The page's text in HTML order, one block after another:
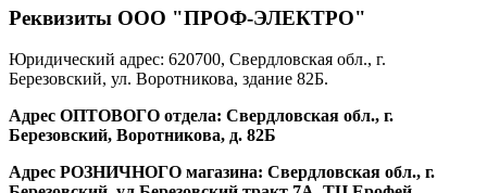
Реквизиты ООО "ПРОФ-ЭЛЕКТРО"
Юридический адрес: 620700, Свердловская обл., г.
Березовский, ул. Воротникова, здание 82Б.
Адрес ОПТОВОГО отдела: Свердловская обл., г.
Березовский, Воротникова, д. 82Б
Адрес РОЗНИЧНОГО магазина: Свердловская обл., г.